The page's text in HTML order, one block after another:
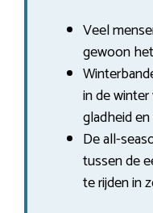
Veel
gewoon
in de
gladheid
De all-
tussen de
te rijden in